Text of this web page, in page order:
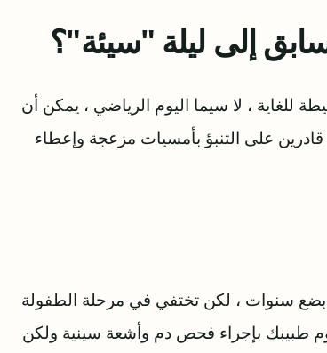
إلى ليلة "سيئة"؟
للغاية ، لا سيما اليوم الرياضي ، يمكن أن
قادرين على التنبؤ بأمسيات مزعجة وإعطاء
بضع سنوات ، لكن تختفي في مرحلة الطفولة
طبيبك بإجراء فحص دم وأشعة سينية ولكن